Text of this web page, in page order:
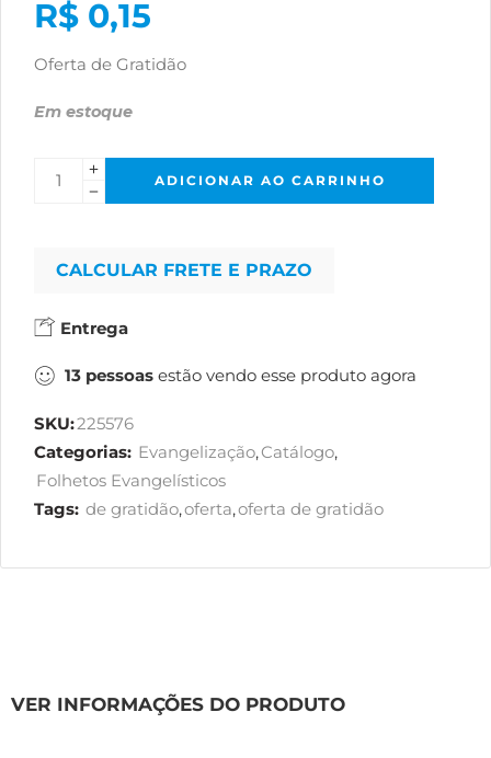
R$ 0,15
Oferta de Gratidão
Em estoque
ADICIONAR AO CARRINHO
CALCULAR FRETE E PRAZO
Entrega
13 pessoas estão vendo esse produto agora
SKU:225576
Categorias: Evangelização,Catálogo,
Folhetos Evangelísticos
Tags: de gratidão,oferta,oferta de gratidão
VER INFORMAÇÕES DO PRODUTO